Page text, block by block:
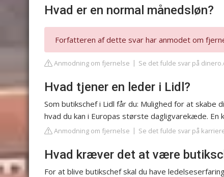
Hvad er en normal månedsløn?
Forfatteren af dette svar har anmodet om
Anmodning om fjernelse Se det fulde svar på
Hvad tjener en leder i Lidl?
Som butikschef i Lidl får du: Mulighed for at skabe
hvad du kan i Europas største dagligvarekæde. En
Anmodning om fjernelse Se det fulde svar på
Hvad kræver det at være
For at blive butikschef skal du have